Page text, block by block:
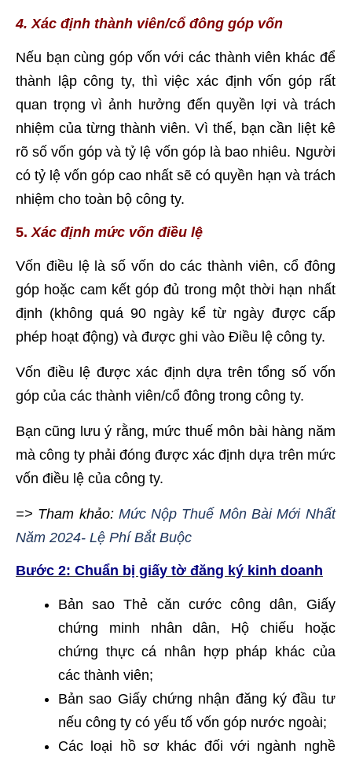
4. Xác định thành viên/cổ đông góp vốn
Nếu bạn cùng góp vốn với các thành viên khác để
thành lập công ty, thì việc xác định vốn góp rất
quan trọng vì ảnh hưởng đến quyền lợi và trách
nhiệm của từng thành viên. Vì thế, bạn cần liệt kê
rõ số vốn góp và tỷ lệ vốn góp là bao nhiêu. Người
có tỷ lệ vốn góp cao nhất sẽ có quyền hạn và trách
nhiệm cho toàn bộ công ty.
5.Xác định mức vốn điều lệ
Vốn điều lệ là số vốn do các thành viên, cổ đông
góp hoặc cam kết góp đủ trong một thời hạn nhất
định (không quá 90 ngày kể từ ngày được cấp
phép hoạt động) và được ghi vào Điều lệ công ty.
Vốn điều lệ được xác định dựa trên tổng số vốn
góp của các thành viên/cổ đông trong công ty.
Bạn cũng lưu ý rằng, mức thuế môn bài hàng năm
mà công ty phải đóng được xác định dựa trên mức
vốn điều lệ của công ty.
=> Tham khảo: Mức Nộp Thuế Môn Bài Mới Nhất
Năm 2024- Lệ Phí Bắt Buộc
Bước 2: Chuẩn bị giấy tờ đăng ký kinh doanh
Bản sao Thẻ căn cước công dân, Giấy
chứng minh nhân dân, Hộ chiếu hoặc
chứng thực cá nhân hợp pháp khác của
các thành viên;
Bản sao Giấy chứng nhận đăng ký đầu tư
nếu công ty có yếu tố vốn góp nước ngoài;
Các loại hồ sơ khác đối với ngành nghề